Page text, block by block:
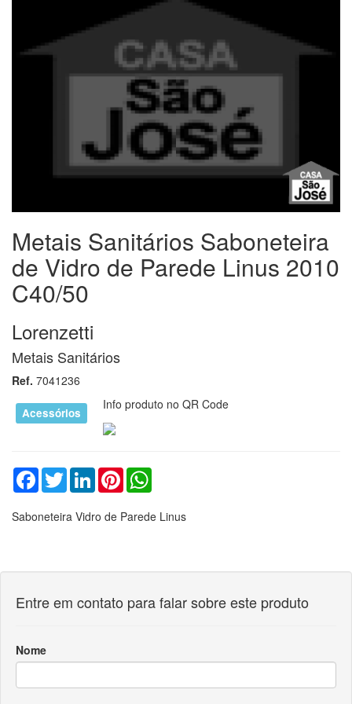
Metais Sanitários Saboneteira
de Vidro de Parede Linus 2010
C40/50
Lorenzetti
Metais Sanitários
Ref. 7041236
Acessórios
Info produto no QR Code
Facebook
TwitterLinkedInPinterest
Saboneteira Vidro de Parede Linus
Entre em contato para falar sobre este produto
Nome